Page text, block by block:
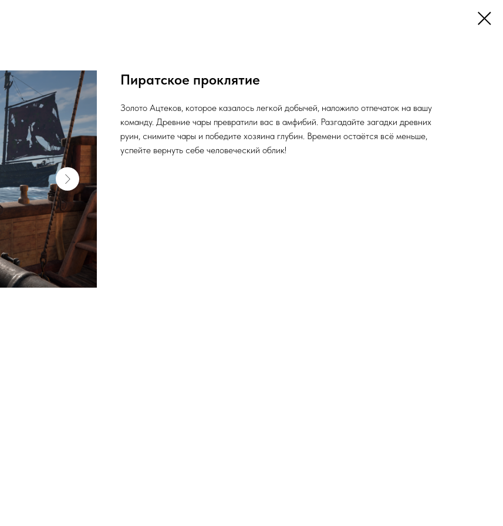
Пиратское проклятие
Золото Ацтеков, которое казалось легкой добычей, наложило отпечаток на вашу
команду. Древние чары превратили вас в амфибий. Разгадайте загадки древних
руин, снимите чары и победите хозяина глубин. Времени остаётся всё меньше,
успейте вернуть себе человеческий облик!